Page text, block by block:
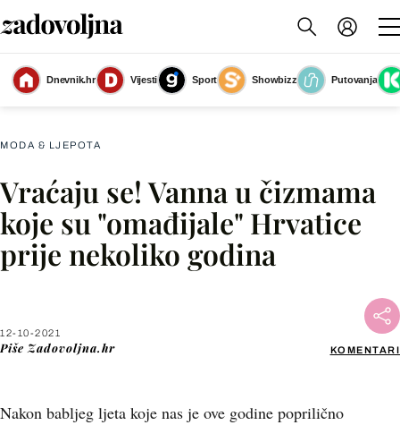
Dnevnik.hr Vijesti Sport Showbizz
Putovanja
Slika nije dostupna
MODA & LJEPOTA
Vraćaju se! Vanna u čizmama
koje su "omađijale" Hrvatice
prije nekoliko godina
12-10-2021
Piše Zadovoljna.hr KOMENTARI
Nakon babljeg ljeta koje nas je ove godine poprilično
Facebook
X